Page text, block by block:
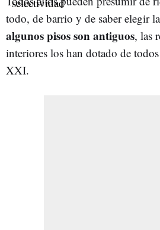
todo, de barrio y de saber elegir
algunos pisos son antiguos, las
interiores los han dotado de
XXI.